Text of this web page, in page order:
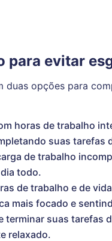
para evitar
duas opções para
horas de trabalho
suas tarefas
de trabalho
todo.
de trabalho e de
mais focado e
terminar suas tarefas
relaxado.